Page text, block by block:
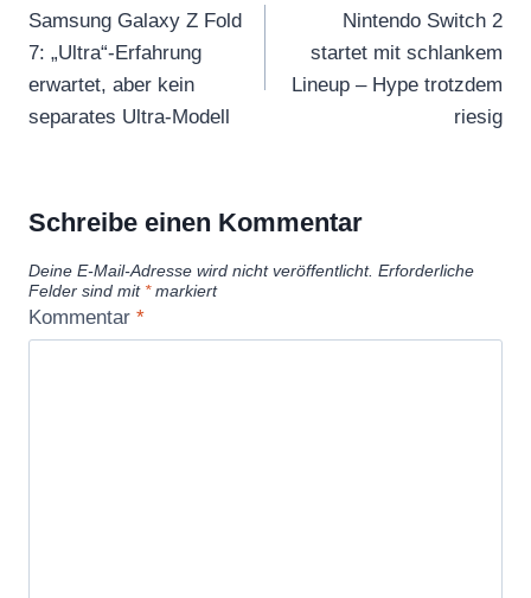
Samsung Galaxy Z Fold
7: „Ultra“-Erfahrung
erwartet, aber kein
separates Ultra-Modell
Nintendo Switch 2
startet mit schlankem
Lineup – Hype trotzdem
riesig
Schreibe einen Kommentar
Deine E-Mail-Adresse wird nicht veröffentlicht. Erforderliche
Felder sind mit *markiert
Kommentar *